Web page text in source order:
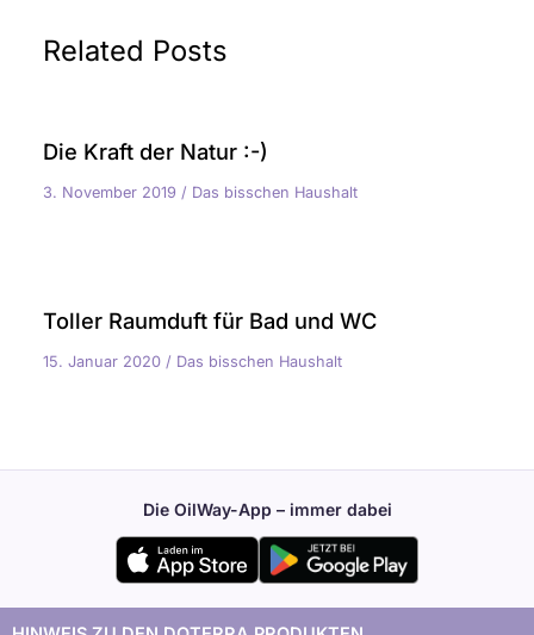
Related Posts
Die Kraft der Natur :-)
3. November 2019/ Das bisschen Haushalt
Toller Raumduft für Bad und WC
15. Januar 2020 / Das bisschen Haushalt
Die OilWay-App – immer dabei